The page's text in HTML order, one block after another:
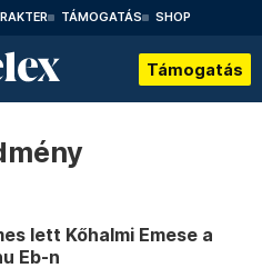
TÁMOGATÁS SHOP
Támogatás
lett Kőhalmi Emese a
Eb-n